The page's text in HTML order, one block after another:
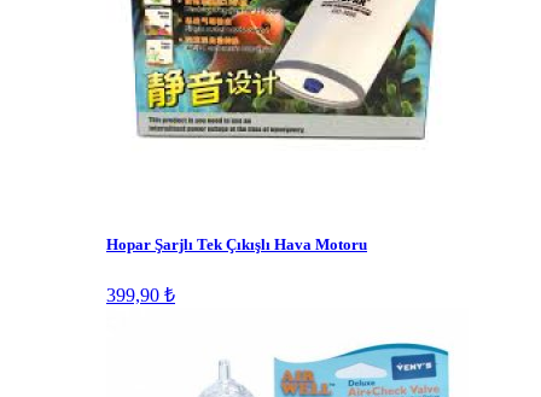
Hopar Şarjlı Tek Çıkışlı Hava Motoru
399,90 ₺